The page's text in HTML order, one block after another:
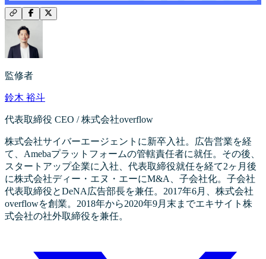
監修者
鈴木 裕斗
代表取締役 CEO / 株式会社overflow
株式会社サイバーエージェントに新卒入社。広告営業を経
て、Amebaプラットフォームの管轄責任者に就任。その後、
スタートアップ企業に入社、代表取締役就任を経て2ヶ月後
に株式会社ディー・エヌ・エーにM&A、子会社化。子会社
代表取締役とDeNA広告部長を兼任。2017年6月、株式会社
overflowを創業。2018年から2020年9月末までエキサイト株
式会社の社外取締役を兼任。